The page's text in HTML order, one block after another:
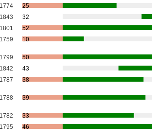
1774
25
1843
32
1801
52
1759 10
1799
50
1842
43
1787 38
1788 39
1782
33
1795 46